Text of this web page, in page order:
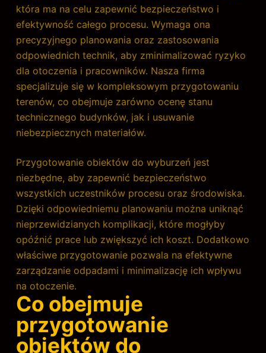
która ma na celu zapewnić bezpieczeństwo i
efektywność całego procesu. Wymaga ona
precyzyjnego planowania oraz zastosowania
odpowiednich technik, aby zminimalizować ryzyko
dla otoczenia i pracowników. Nasza firma
specjalizuje się w kompleksowym przygotowaniu
terenów, co obejmuje zarówno ocenę stanu
technicznego budynków, jak i usuwanie
niebezpiecznych materiałów.
Przygotowanie obiektów do wyburzeń jest
niezbędne, aby zapewnić bezpieczeństwo
wszystkich uczestników procesu oraz środowiska.
Dzięki odpowiedniemu planowaniu można uniknąć
nieprzewidzianych komplikacji, które mogłyby
opóźnić prace lub zwiększyć ich koszt. Dodatkowo
właściwe przygotowanie pozwala na efektywne
zarządzanie odpadami i minimalizację ich wpływu
na otoczenie.
Co obejmuje
przygotowanie
obiektów do